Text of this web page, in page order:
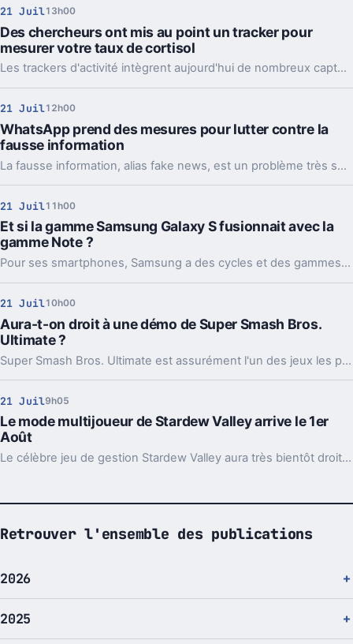
21 Juil13h00
Des chercheurs ont mis au point un tracker pour
mesurer votre taux de cortisol
Les trackers d'activité intègrent aujourd'hui de nombreux capteurs divers et variés. Il reste cependant d'autres constantes importantes à suivre, comme le taux de cortisol.
21 Juil12h00
WhatsApp prend des mesures pour lutter contre la
fausse information
La fausse information, alias fake news, est un problème très sérieux. Les services de messagerie instantanée et autres réseaux sociaux le prennent à bras le corps. WhatsApp s'y met aussi.
21 Juil11h00
Et si la gamme Samsung Galaxy S fusionnait avec la
gamme Note ?
Pour ses smartphones, Samsung a des cycles et des gammes bien établis. Il y a, sur le haut de gamme, les Galaxy S et les Note. Mais cela pourrait changer.
21 Juil10h00
Aura-t-on droit à une démo de Super Smash Bros.
Ultimate ?
Super Smash Bros. Ultimate est assurément l'un des jeux les plus attendus de l'année, du moins sur Nintendo Switch. Aura-t-on droit une fois encore à une version démo ?
21 Juil9h05
Le mode multijoueur de Stardew Valley arrive le 1er
Août
Le célèbre jeu de gestion Stardew Valley aura très bientôt droit à son mode multijoueur. Enfin, diront certains. La mise à jour arrivera le 1er Août.
Retrouver l'ensemble des publications
2026
2025